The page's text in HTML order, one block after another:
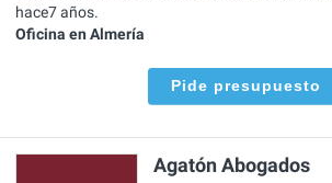
hace7 años.
Oficina en Almería
Pide presupuesto
Agatón Abogados